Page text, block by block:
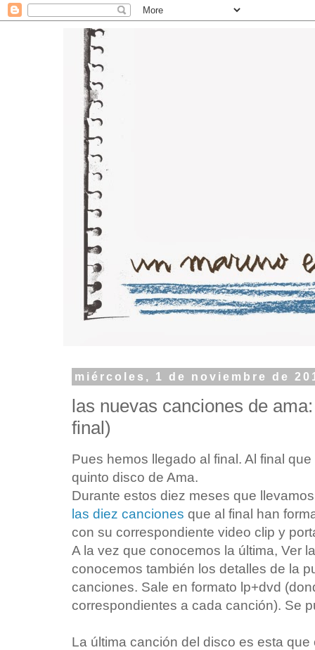
miércoles, 1 de noviembre de
las nuevas canciones de
final)
Pues hemos llegado al final. Al final
quinto disco de Ama.
Durante estos diez meses que
las diez canciones que al final han
con su correspondiente video clip y
A la vez que conocemos la última, Ver
conocemos también los detalles de la
canciones. Sale en formato lp+dvd
correspondientes a cada canción). Se
La última canción del disco es esta